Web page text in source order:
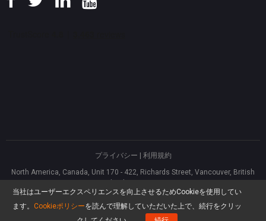
当社はユーザーエクスペリエンスを向上させるためCookieを使用してい
ます。 Cookieポリシーを読んで理解していただいた上で、続行をクリッ
プライバシー
利用規約
North America, Canada, Unit 170 - 422, Richards Street, Vancouver, British
Asia, Hong Kong, Suite 820,8/F., Ocean Centre, Harbour City, 5 Canton Road,
Tsim Sha Tsui, Kowloon
2026 MiniTool Software Limited, All rights reserved.